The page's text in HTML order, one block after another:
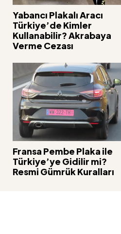
Yabancı Plakalı Aracı
Türkiye’de Kimler
Kullanabilir? Akrabaya
Verme Cezası
Fransa Pembe Plaka ile
Türkiye’ye Gidilir mi?
Resmi Gümrük Kuralları